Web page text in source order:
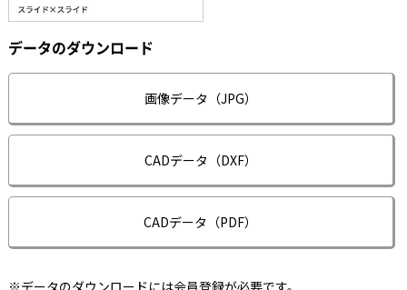
データのダウンロード
画像データ（JPG）
CADデータ（DXF）
CADデータ（PDF）
※データのダウンロードには会員登録が必要です。